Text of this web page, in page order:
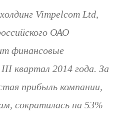
Vimpelcom Ltd,
ОАО
финансовые
квартал 2014 года. За
прибыль компании,
сократилась на 53%